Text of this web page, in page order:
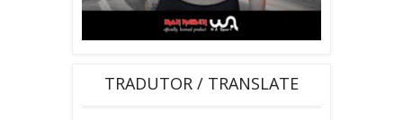
TRADUTOR / TRANSLATE